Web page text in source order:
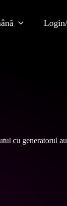
cu generatorul